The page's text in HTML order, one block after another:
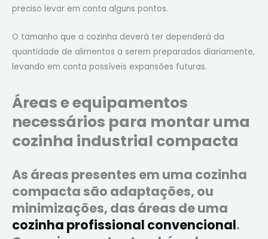
preciso levar em conta alguns pontos.
O tamanho que a cozinha deverá ter dependerá da
quantidade de alimentos a serem preparados diariamente,
levando em conta possíveis expansões futuras.
Áreas e equipamentos
necessários para montar uma
cozinha industrial compacta
As áreas presentes em uma cozinha
compacta são adaptações, ou
minimizações, das áreas de uma
cozinha profissional convencional.